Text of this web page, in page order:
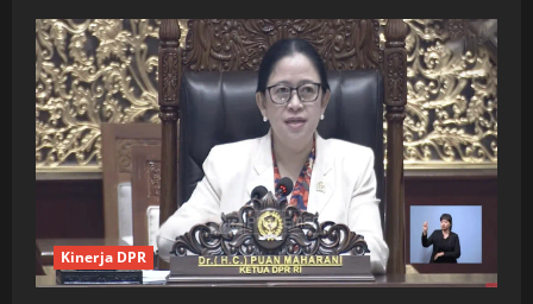
Kinerja DPR